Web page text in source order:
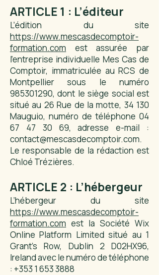
ARTICLE 1 : L’éditeur
L’édition du site
https://www.mescasdecomptoir-
formation.com est assurée par
l'entreprise individuelle Mes Cas de
Comptoir, immatriculée au RCS de
Montpellier sous le numéro
985301290, dont le siège social est
situé au 26 Rue de la motte, 34 130
Mauguio, numéro de téléphone 04
67 47 30 69, adresse e-mail :
contact@mescasdecomptoir.com.
Le responsable de la rédaction est
Chloé Trézières.
ARTICLE 2 : L’hébergeur
L’hébergeur du site
https://www.mescasdecomptoir-
formation.com est la Société Wix
Online Platform Limited situé au 1
Grant’s Row, Dublin 2 D02HX96,
Ireland avec le numéro de téléphone
: +353 1 653 3888